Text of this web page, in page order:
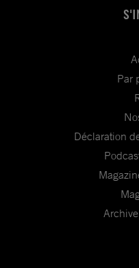
Par
Déclaration